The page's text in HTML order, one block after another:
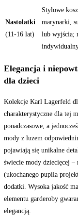
Nastolatki
(11-16 lat)
Stylowe
marynarki,
lub wyjścia;
Elegancja i
dla dzieci
Kolekcje Karl Lagerfeld
charakterystyczne dla tej
ponadczasowe, a
mody z luzem
pojawiają się unikalne
świecie mody dziecięcej
(ukochanego pupila
dodatki. Wysoka jakość
elementu garderoby
elegancją.